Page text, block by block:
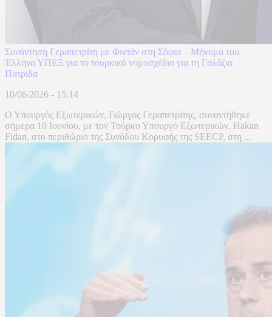
Συνάντηση Γεραπετρίτη με Φιντάν στη Σόφια – Μήνυμα του
Έλληνα ΥΠΕΞ για το τουρκικό νομοσχέδιο για τη Γαλάζια
Πατρίδα
10/06/2026 - 15:14
Ο Υπουργός Εξωτερικών, Γιώργος Γεραπετρίτης, συναντήθηκε
σήμερα 10 Ιουνίου, με τον Τούρκο Υπουργό Εξωτερικών, Hakan
Fidan, στο περιθώριο της Συνόδου Κορυφής της SEECP, στη ...